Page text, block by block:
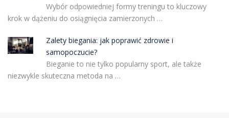
Wybór odpowiedniej formy treningu to kluczowy
krok w dążeniu do osiągnięcia zamierzonych …
Zalety biegania: jak poprawić zdrowie i
samopoczucie?
Bieganie to nie tylko popularny sport, ale także
niezwykle skuteczna metoda na …